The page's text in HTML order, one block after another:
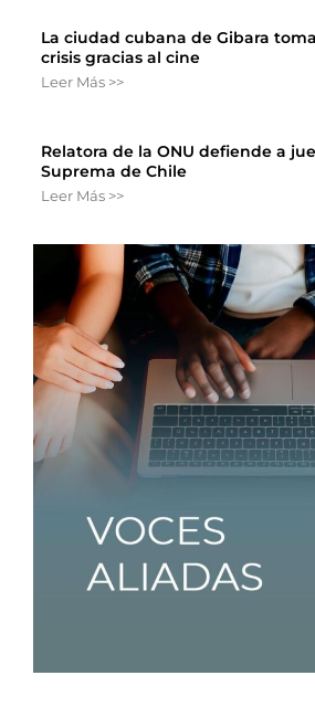
La ciudad cubana de Gibara
crisis gracias al cine
Leer Más >>
Relatora de la ONU defiende a
Suprema de Chile
Leer Más >>